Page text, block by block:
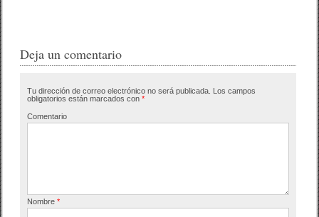
e
o
o
er p
tir
Deja un comentario
Tu dirección de correo electrónico no será publicada. Los campos
obligatorios están marcados con*
Comentario
Nombre*